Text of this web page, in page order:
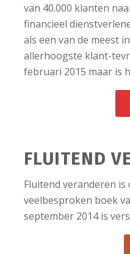
van 40.000 klanten
financieel
als een van de meest
allerhoogste klant-
februari 2015 maar is
FLUITEND
Fluitend veranderen is
veelbesproken boek
september 2014 is